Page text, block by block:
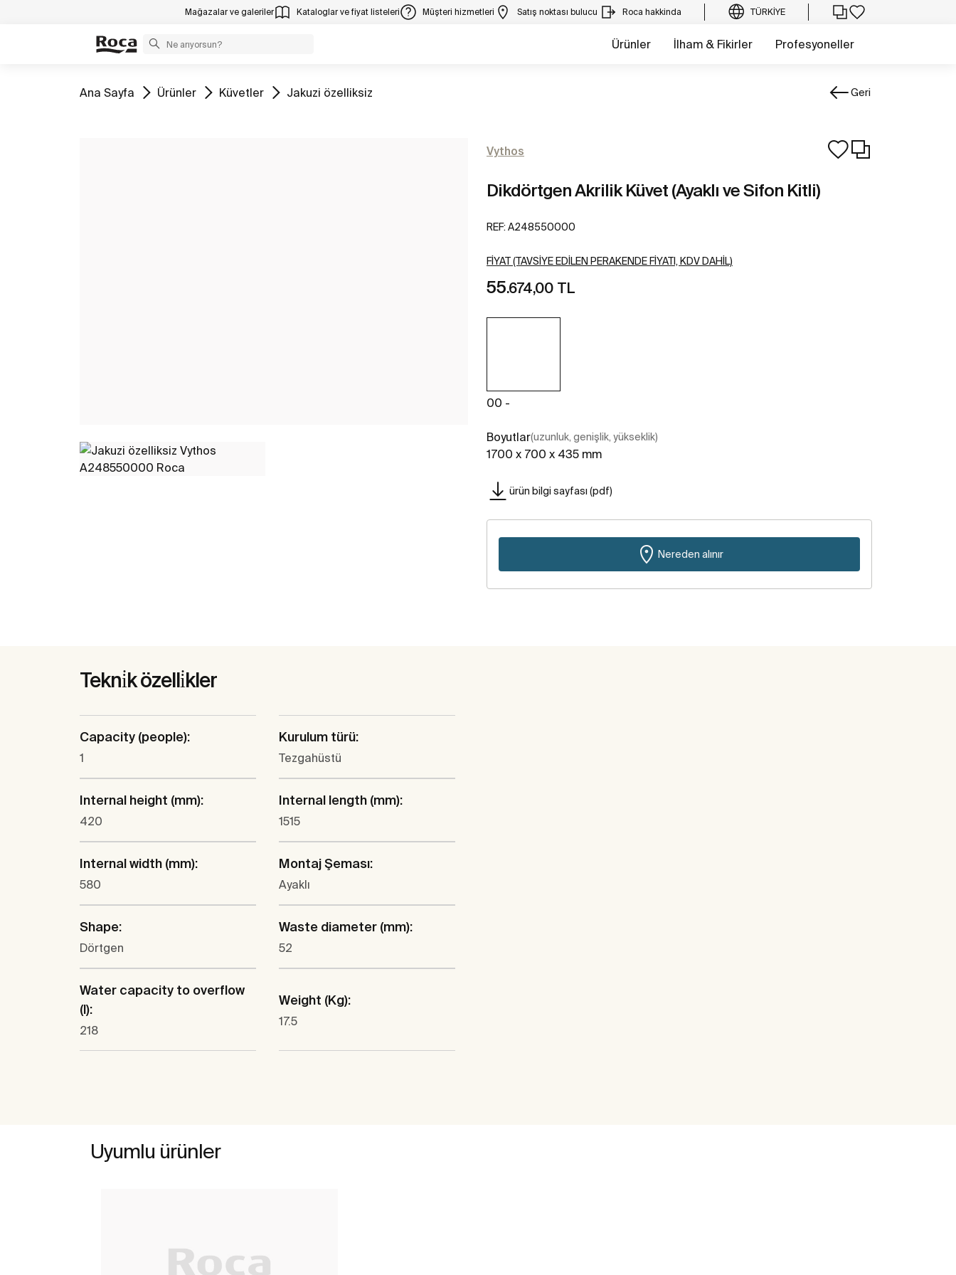
Mağazalar ve galeriler Kataloglar ve fiyat listeleri Müşteri hizmetleri Satış noktası bulucu Roca hakkinda TÜRKIYE
Ürünler İlham & Fikirler Profesyoneller
Tüm
Ana Sayfa Tüm
Ürünler Tüm
Küvetler Tüm
Jakuzi özelliksiz Geri
Vythos
Dikdörtgen Akrilik Küvet (Ayaklı ve Sifon Kitli)
REF: A248550000
FIYAT (TAVSIYE EDILEN PERAKENDE FIYATI, KDV DAHIL)
55.674,00 TL
00 -
Boyutlar(uzunluk, genişlik, yükseklik)
1700 x 700 x 435 mm
ürün bilgi sayfası (pdf)
Nereden alınır
Tekni̇k özelli̇kler
Capacity (people):
1
Kurulum türü:
Tezgahüstü
Internal height (mm):
420
Internal length (mm):
1515
Internal width (mm):
580
Montaj Şeması:
Ayaklı
Shape:
Dörtgen
Waste diameter (mm):
52
Water capacity to overflow
(l):
218
Weight (Kg):
17.5
Uyumlu ürünler